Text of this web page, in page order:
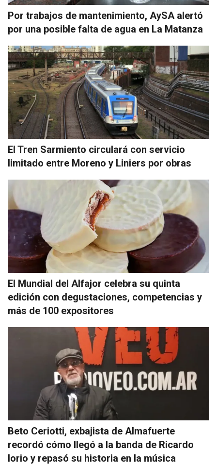
Por trabajos de mantenimiento, AySA alertó
por una posible falta de agua en La Matanza
El Tren Sarmiento circulará con servicio
limitado entre Moreno y Liniers por obras
El Mundial del Alfajor celebra su quinta
edición con degustaciones, competencias y
más de 100 expositores
Beto Ceriotti, exbajista de Almafuerte
recordó cómo llegó a la banda de Ricardo
Iorio y repasó su historia en la música